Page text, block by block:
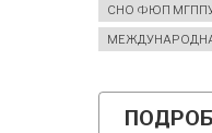
СНО ФЮП